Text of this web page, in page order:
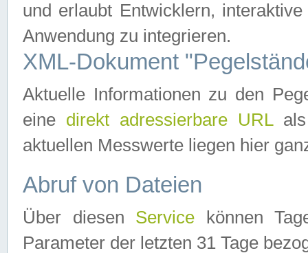
und erlaubt Entwicklern,
Anwendung zu integrieren.
XML-Dokument
Aktuelle Informationen zu den
eine direkt adressierbare URLals
aktuellen Messwerte liegen hier
Abruf von Dateien
Über diesen Service können
Parameter der letzten 31 Tage